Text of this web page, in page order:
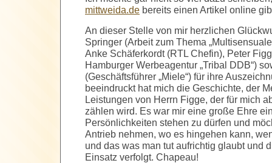
mittweida.de bereits einen Artikel online
An dieser Stelle von mir herzlichen
Springer (Arbeit zum Thema „
Anke Schäferkordt (RTL Chefin), Peter
Hamburger Werbeagentur „Tribal DDB“)
(Geschäftsführer „Miele“) für ihre
beeindruckt hat mich die Geschichte, der
Leistungen von Herrn Figge, der für mich
zählen wird. Es war mir eine große Ehre
Persönlichkeiten stehen zu dürfen und
Antrieb nehmen, wo es hingehen kann,
und das was man tut aufrichtig glaubt und
Einsatz verfolgt. Chapeau!